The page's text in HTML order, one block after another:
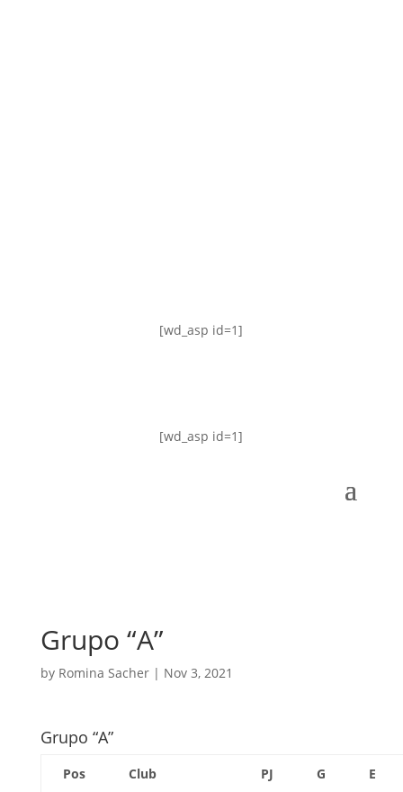
[wd_asp id=1]
[wd_asp id=1]
Grupo “A”
by Romina Sacher| Nov 3, 2021
Grupo “A”
Pos Club PJ G E